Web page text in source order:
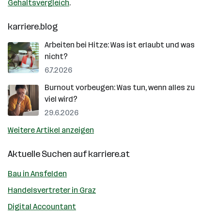
Gehaltsvergleich.
karriere.blog
Arbeiten bei Hitze: Was ist erlaubt und was
nicht?
6.7.2026
Burnout vorbeugen: Was tun, wenn alles zu
viel wird?
29.6.2026
Weitere Artikel anzeigen
Aktuelle Suchen aufkarriere.at
Bau in Ansfelden
Handelsvertreter in Graz
Digital Accountant